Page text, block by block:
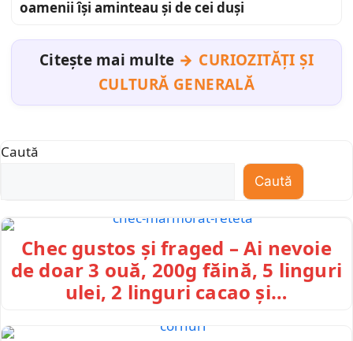
oamenii își aminteau și de cei duși
Citește mai multe
CURIOZITĂȚI ȘI
CULTURĂ GENERALĂ
Caută
Caută
Chec gustos și fraged – Ai nevoie
de doar 3 ouă, 200g făină, 5 linguri
ulei, 2 linguri cacao și…